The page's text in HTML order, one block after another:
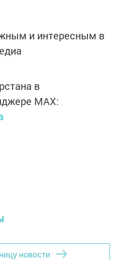
и интересным в
в
MАХ:
новости